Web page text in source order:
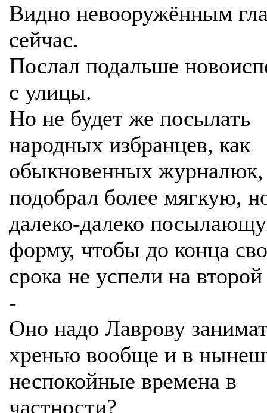
Видно невооружённым
сейчас.
Послал подальше
с улицы.
Но не будет же посылать
народных избранцев, как
обыкновенных журналюк,
подобрал более мягкую,
далеко-далеко
форму, чтобы до конца
срока не успели на второй
-
Оно надо Лаврову
хренью вообще и в
неспокойные времена в
частности?